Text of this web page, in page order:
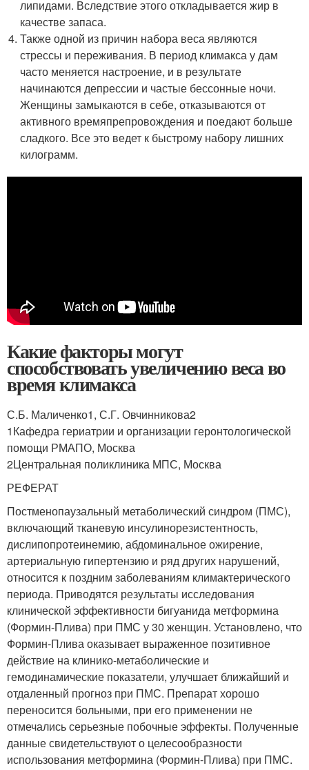
липидами. Вследствие этого откладывается жир в
качестве запаса.
Также одной из причин набора веса являются
стрессы и переживания. В период климакса у дам
часто меняется настроение, и в результате
начинаются депрессии и частые бессонные ночи.
Женщины замыкаются в себе, отказываются от
активного времяпрепровождения и поедают больше
сладкого. Все это ведет к быстрому набору лишних
килограмм.
Какие факторы могут
способствовать увеличению веса во
время климакса
С.Б. Маличенко1, С.Г. Овчинникова2
1Кафедра гериатрии и организации геронтологической
помощи РМАПО, Москва
2Центральная поликлиника МПС, Москва
РЕФЕРАТ
Постменопаузальный метаболический синдром (ПМС),
включающий тканевую инсулинорезистентность,
дислипопротеинемию, абдоминальное ожирение,
артериальную гипертензию и ряд других нарушений,
относится к поздним заболеваниям климактерического
периода. Приводятся результаты исследования
клинической эффективности бигуанида метформина
(Формин-Плива) при ПМС у 30 женщин. Установлено, что
Формин-Плива оказывает выраженное позитивное
действие на клинико-метаболические и
гемодинамические показатели, улучшает ближайший и
отдаленный прогноз при ПМС. Препарат хорошо
переносится больными, при его применении не
отмечались серьезные побочные эффекты. Полученные
данные свидетельствуют о целесообразности
использования метформина (Формин-Плива) при ПМС.